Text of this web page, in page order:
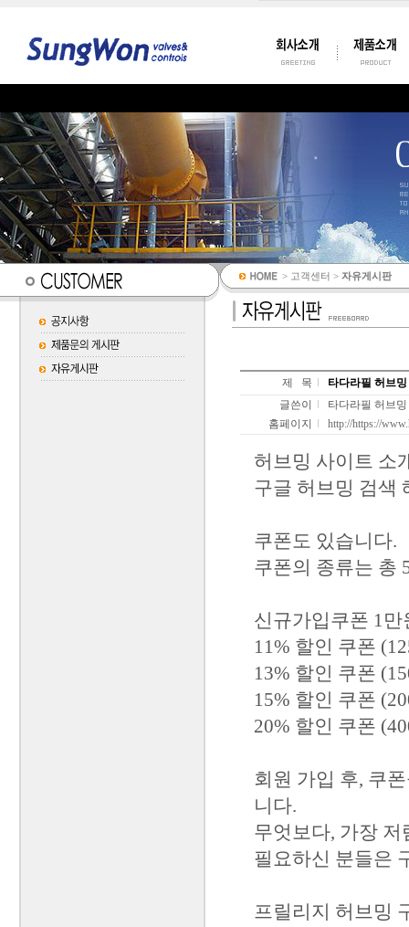
> 고객센터 > 자유게시판
제 목
타다라필 허브
글쓴이
타다라필 허브
홈페이지
http://https://
허브밍 사이트 소
구글 허브밍 검색
쿠폰도 있습니다.
쿠폰의 종류는 총
신규가입쿠폰 1
11% 할인 쿠폰
13% 할인 쿠폰
15% 할인 쿠폰
20% 할인 쿠폰
회원 가입 후, 쿠
니다.
무엇보다, 가장
필요하신 분들은
프릴리지 허브밍